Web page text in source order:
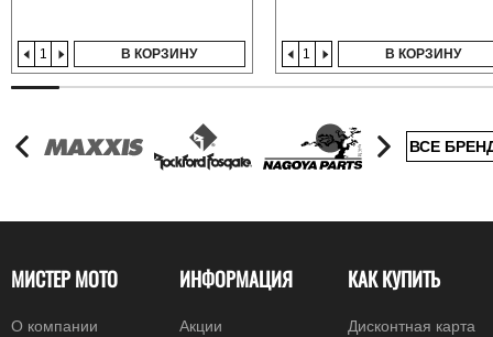
В КОРЗИНУ В КОРЗИНУ
ВСЕ
МИСТЕР МОТО
О компании
ИНФОРМАЦИЯ
Акции
КАК КУПИТЬ
Дисконтная карта